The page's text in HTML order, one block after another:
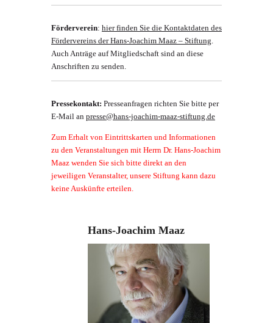
Förderverein: hier finden Sie die Kontaktdaten des
Fördervereins der Hans-Joachim Maaz – Stiftung.
Auch Anträge auf Mitgliedschaft sind an diese
Anschriften zu senden.
Pressekontakt: Presseanfragen richten Sie bitte per
E-Mail an presse@hans-joachim-maaz-stiftung.de
Zum Erhalt von Eintrittskarten und Informationen
zu den Veranstaltungen mit Herrn Dr. Hans-Joachim
Maaz wenden Sie sich bitte direkt an den
jeweiligen Veranstalter, unsere Stiftung kann dazu
keine Auskünfte erteilen.
Hans-Joachim Maaz